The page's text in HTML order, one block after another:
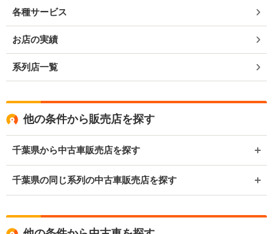
各種サービス
お店の実績
系列店一覧
他の条件から販売店を探す
千葉県から中古車販売店を探す
千葉県の同じ系列の中古車販売店を探す